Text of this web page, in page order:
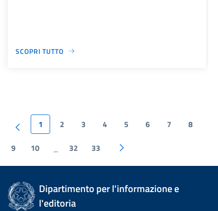
SCOPRI TUTTO
1 2 3 4 5 6 7 8
9 10 ... 32 33
Dipartimento per l'informazione e
l'editoria